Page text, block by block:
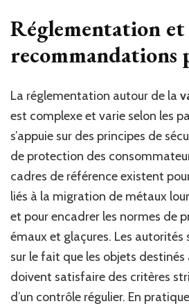
Réglementation et
recommandations
La réglementation autour de la
est complexe et varie selon les
s’appuie sur des principes de
de protection des
cadres de référence existent
liés à la migration de métaux
et pour encadrer les normes de
émaux et glaçures. Les
sur le fait que les objets destinés
doivent satisfaire des critères
d’un contrôle régulier. En